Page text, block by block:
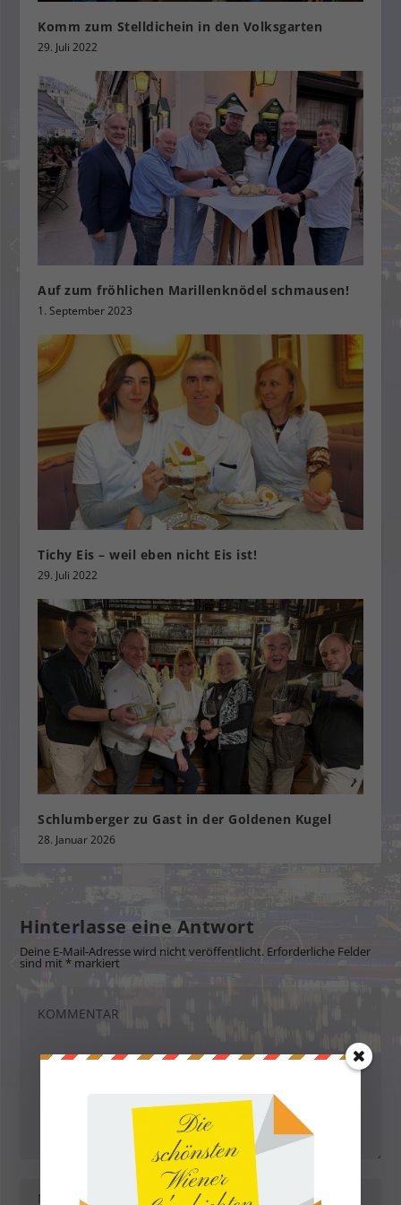
Komm zum Stelldichein in den Volksgarten
29. Juli 2022
Auf zum fröhlichen Marillenknödel schmausen!
1. September 2023
Tichy Eis – weil eben nicht Eis ist!
29. Juli 2022
Schlumberger zu Gast in der Goldenen Kugel
28. Januar 2026
Hinterlasse eine Antwort
Deine E-Mail-Adresse wird nicht veröffentlicht. Erforderliche Felder
sind mit* markiert